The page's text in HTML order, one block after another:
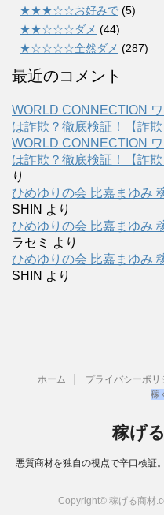
★★★☆☆お好みで (5)
★★☆☆☆ダメ (44)
★☆☆☆☆全然ダメ (287)
最近のコメント
WORLD CONNECTION
は詐欺？徹底検証！【詐欺
WORLD CONNECTION
は詐欺？徹底検証！【詐欺
り
ひめゆりの会 比嘉まゆみ
SHIN より
ひめゆりの会 比嘉まゆみ
ラセミ
より
ひめゆりの会 比嘉まゆみ
SHIN より
ホーム プライバシーポリ
稼
稼げ
悪質商材を独自の視点で辛口検証
Copyright© 稼げる商材